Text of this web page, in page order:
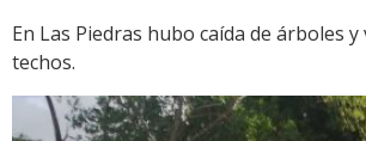
En Las Piedras hubo caída de árboles
techos.